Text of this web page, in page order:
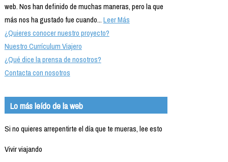
web. Nos han definido de muchas maneras, pero la que
más nos ha gustado fue cuando...Leer Más
¿Quieres conocer nuestro proyecto?
Nuestro Currículum Viajero
¿Qué dice la prensa de nosotros?
Contacta con nosotros
Lo más leído de la web
Si no quieres arrepentirte el día que te mueras, lee esto
Vivir viajando